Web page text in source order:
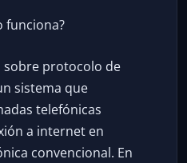
funciona?
sobre protocolo de
sistema que
telefónicas
a internet en
convencional. En